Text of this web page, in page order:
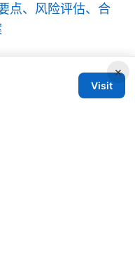
点、风险评估、合
×
Visit